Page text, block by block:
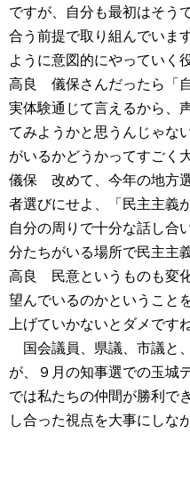
ですが、自分も最初はそう
合う前提で取り組んでいま
ように意図的にやっていく
高良 儀保さんだったら「
実体験通じて言えるから、
てみようかと思うんじゃな
がいるかどうかってすごく
儀保 改めて、今年の地方
者選びにせよ、「民主主義
自分の周りで十分な話し合
分たちがいる場所で民主主
高良 民意というものも変
望んでいるのかということ
上げていかないとダメですね
国会議員、県議、市議と
が、９月の知事選での玉城
では私たちの仲間が勝利で
し合った視点を大事にしな